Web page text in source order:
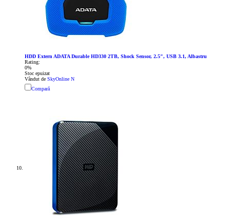
HDD Extern ADATA Durable HD330 2TB, Shock Sensor, 2.5", USB 3.1, Albastru
Rating:
0%
Stoc epuizat
Vândut de SkyOnline N
Compară